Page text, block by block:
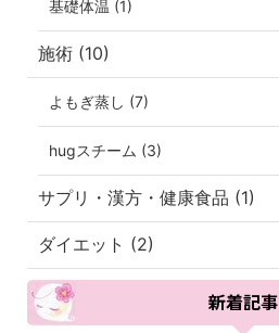
基礎体温 (1)
施術 (10)
よもぎ蒸し (7)
hugスチーム (3)
サプリ・漢方・健康食品 (1)
ダイエット (2)
新着記事